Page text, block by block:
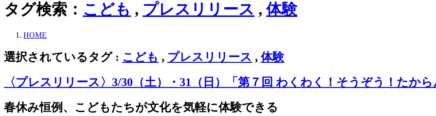
タグ検索： こども , プレスリリース ,体験
HOME
選択されているタグ : こども , プレスリリース ,体験
〈プレスリリース〉3/30（土）・31（日）「第７回 わくわく！そうぞう！たから
春休み恒例、こどもたちが文化を気軽に体験できる